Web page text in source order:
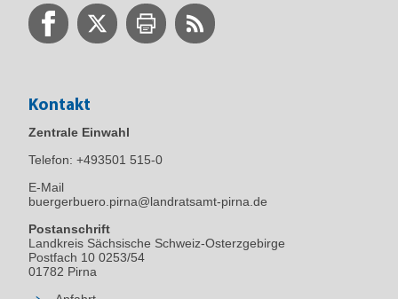
Kontakt
Zentrale Einwahl
Telefon: +493501 515-0
E-Mail
buergerbuero.pirna@landratsamt-pirna.de
Postanschrift
Landkreis Sächsische Schweiz-Osterzgebirge
Postfach 10 0253/54
01782 Pirna